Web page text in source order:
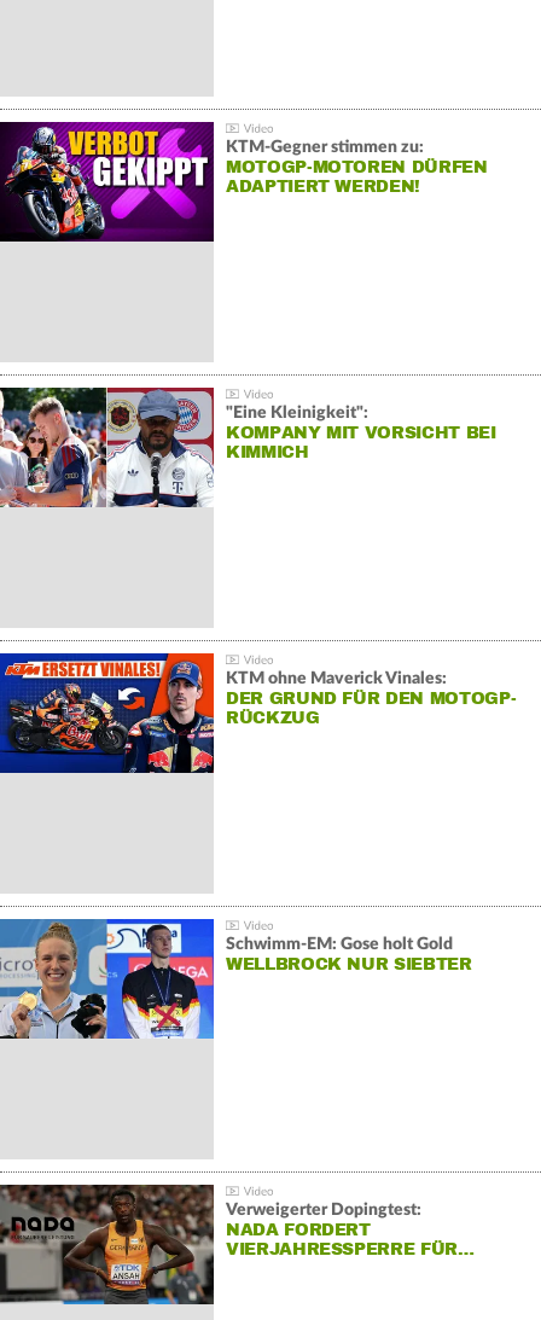
KTM-Gegner stimmen zu:
MOTOGP-MOTOREN DÜRFEN
ADAPTIERT WERDEN!
"Eine Kleinigkeit":
KOMPANY MIT VORSICHT BEI
KIMMICH
KTM ohne Maverick Vinales:
DER GRUND FÜR DEN MOTOGP-
RÜCKZUG
Schwimm-EM: Gose holt Gold
WELLBROCK NUR SIEBTER
Verweigerter Dopingtest:
NADA FORDERT
VIERJAHRESSPERRE FÜR…